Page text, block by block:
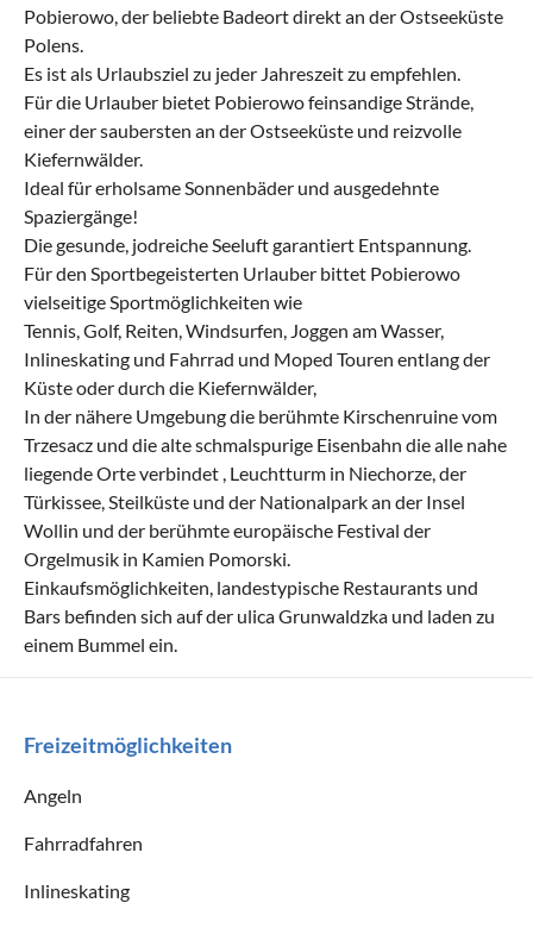
Pobierowo, der beliebte Badeort direkt an der Ostseeküste
Polens.
Es ist als Urlaubsziel zu jeder Jahreszeit zu empfehlen.
Für die Urlauber bietet Pobierowo feinsandige Strände,
einer der saubersten an der Ostseeküste und reizvolle
Kiefernwälder.
Ideal für erholsame Sonnenbäder und ausgedehnte
Spaziergänge!
Die gesunde, jodreiche Seeluft garantiert Entspannung.
Für den Sportbegeisterten Urlauber bittet Pobierowo
vielseitige Sportmöglichkeiten wie
Tennis, Golf, Reiten, Windsurfen, Joggen am Wasser,
Inlineskating und Fahrrad und Moped Touren entlang der
Küste oder durch die Kiefernwälder,
In der nähere Umgebung die berühmte Kirschenruine vom
Trzesacz und die alte schmalspurige Eisenbahn die alle nahe
liegende Orte verbindet , Leuchtturm in Niechorze, der
Türkissee, Steilküste und der Nationalpark an der Insel
Wollin und der berühmte europäische Festival der
Orgelmusik in Kamien Pomorski.
Einkaufsmöglichkeiten, landestypische Restaurants und
Bars befinden sich auf der ulica Grunwaldzka und laden zu
einem Bummel ein.
Freizeitmöglichkeiten
Angeln
Fahrradfahren
Inlineskating